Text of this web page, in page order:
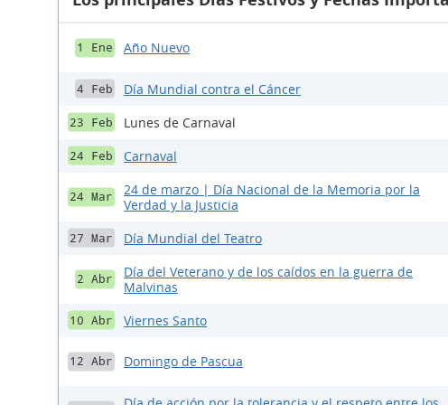
1 Ene Año Nuevo
4 Feb Día Mundial contra el Cáncer
23 Feb Lunes de Carnaval
24 Feb Carnaval
24 Mar
24 de marzo | Día Nacional de la Memoria por la
Verdad y la Justicia
27 Mar Día Mundial del Teatro
2 Abr
Día del Veterano y de los caídos en la guerra de
Malvinas
10 Abr Viernes Santo
12 Abr Domingo de Pascua